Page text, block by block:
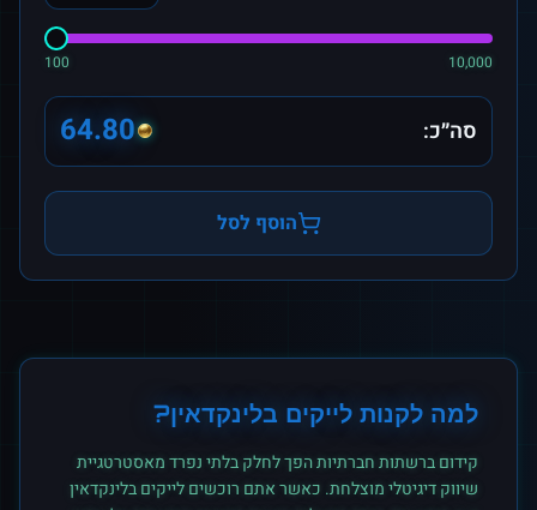
100 10,000
סה״כ: 64.80
הוסף לסל
למה לקנות לייקים בלינקדאין?
קידום ברשתות חברתיות הפך לחלק בלתי נפרד מאסטרטגיית
שיווק דיגיטלי מוצלחת. כאשר אתם רוכשיםלייקיםבלינקדאין